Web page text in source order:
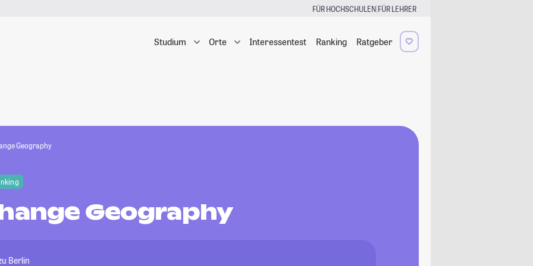
FÜR HOCHSCHULEN|FÜR LEHRER
Studium Orte Interessentest Ranking Ratgeber
Geography
Geography
Berlin